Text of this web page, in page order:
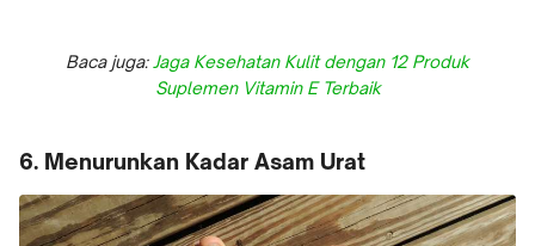
Baca juga:Jaga Kesehatan Kulit dengan 12 Produk
Suplemen Vitamin E Terbaik
6. Menurunkan Kadar Asam Urat